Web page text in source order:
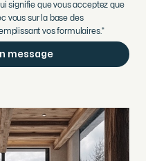
signifie que vous acceptez que
vous sur la base des
vos formulaires.*